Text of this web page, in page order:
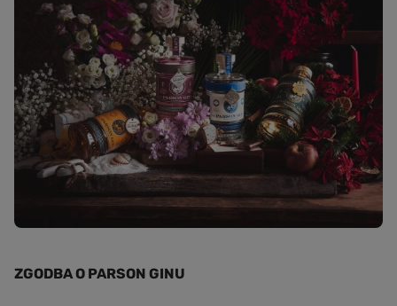
ZGODBA O PARSON GINU